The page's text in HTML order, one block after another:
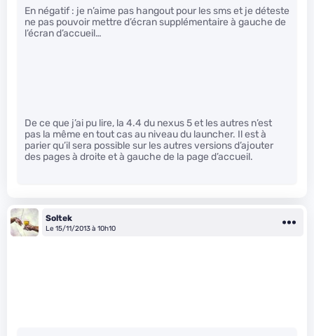
En négatif : je n’aime pas hangout pour les sms et je déteste
ne pas pouvoir mettre d’écran supplémentaire à gauche de
l’écran d’accueil…
De ce que j’ai pu lire, la 4.4 du nexus 5 et les autres n’est
pas la même en tout cas au niveau du launcher. Il est à
parier qu’il sera possible sur les autres versions d’ajouter
des pages à droite et à gauche de la page d’accueil.
Soltek
Le 15/11/2013 à 10h10